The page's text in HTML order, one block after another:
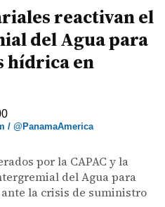
reactivan el
del Agua para
hídrica en
/ @PanamaAmerica
por la CAPAC y la
del Agua para
la crisis de suministro